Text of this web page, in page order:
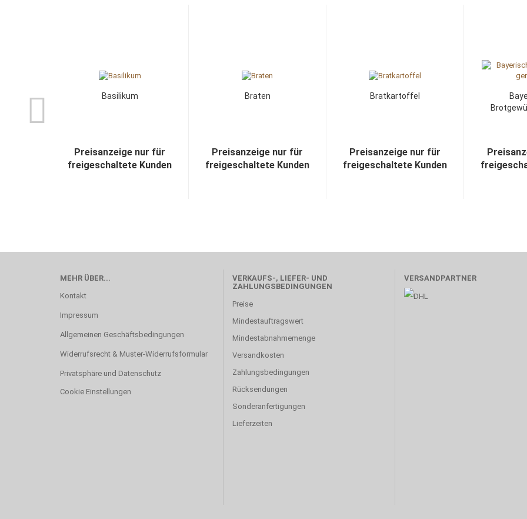
Basilikum
Preisanzeige nur für
freigeschaltete Kunden
Braten
Preisanzeige nur für
freigeschaltete Kunden
Bratkartoffel
Preisanzeige nur für
freigeschaltete Kunden
MEHR ÜBER...
Kontakt
Impressum
Allgemeinen Geschäftsbedingungen
Widerrufsrecht & Muster-Widerrufsformular
Privatsphäre und Datenschutz
Cookie Einstellungen
VERKAUFS-, LIEFER- UND
ZAHLUNGSBEDINGUNGEN
Preise
Mindestauftragswert
Mindestabnahmemenge
Versandkosten
Zahlungsbedingungen
Rücksendungen
Sonderanfertigungen
Lieferzeiten
VERSANDPARTNER